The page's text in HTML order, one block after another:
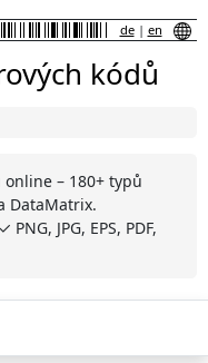
de| en
kódů
– 180+ typů
DataMatrix.
JPG, EPS, PDF,